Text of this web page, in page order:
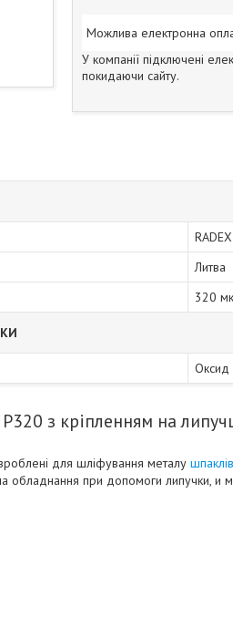
У компанії підключені
покидаючи сайту.
RADEX
Литва
320
Оксид
з кріпленням на
для шліфування металу
обладнання при допомоги липучки,